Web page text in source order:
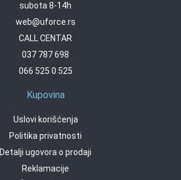
subota 8-14h
web@uforce.rs
CALL CENTAR
037 787 698
066 525 0 525
Kupovina
Uslovi korišćenja
Politika privatnosti
Detalji ugovora o prodaji
Reklamacije